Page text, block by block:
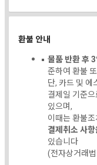
환불 안내
물품 반환 후
준하여 환불
단, 카드 및 에
결제일 기준
있으며,
이때는 환불
결제취소 사
있습니다
(전자상거래